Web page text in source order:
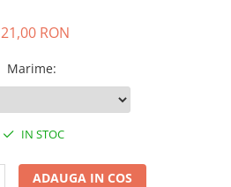
21,00 RON
Marime:
IN STOC
ADAUGA IN COS